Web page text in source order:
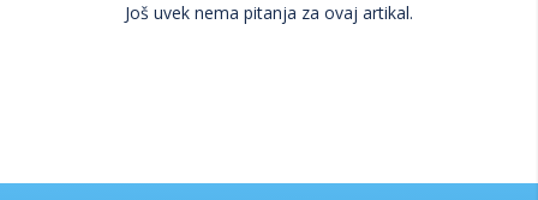
Još uvek nema pitanja za ovaj artikal.